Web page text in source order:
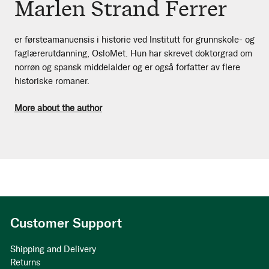
Marlen Strand Ferrer
er førsteamanuensis i historie ved Institutt for grunnskole- og
faglærerutdanning, OsloMet. Hun har skrevet doktorgrad om
norrøn og spansk middelalder og er også forfatter av flere
historiske romaner.
More about the author
Customer Support
Shipping and Delivery
Returns